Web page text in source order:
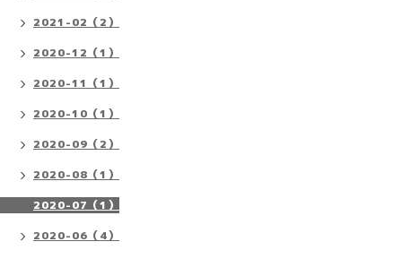
2021-02（2）
2020-12（1）
2020-11（1）
2020-10（1）
2020-09（2）
2020-08（1）
2020-07（1）
2020-06（4）